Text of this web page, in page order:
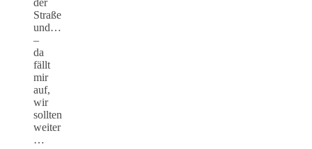
der
Straße
und…
–
da
fällt
mir
auf,
wir
sollten
weiter
…